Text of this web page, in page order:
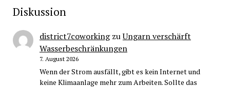
Diskussion
district7coworkingzuUngarn verschärft
Wasserbeschränkungen
7. August 2026
Wenn der Strom ausfällt, gibt es kein Internet und
keine Klimaanlage mehr zum Arbeiten. Sollte das